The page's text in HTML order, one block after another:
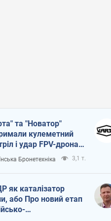
та "Новатор"
кулеметний
і удар FPV-дрона,
життя
ЗСУ
Бронетехніка 3,1 т.
як каталізатор
або Про новий етап